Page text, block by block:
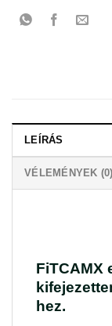
LEÍRÁS
VÉLEMÉNYEK (0)
FiTCAMX
hez.